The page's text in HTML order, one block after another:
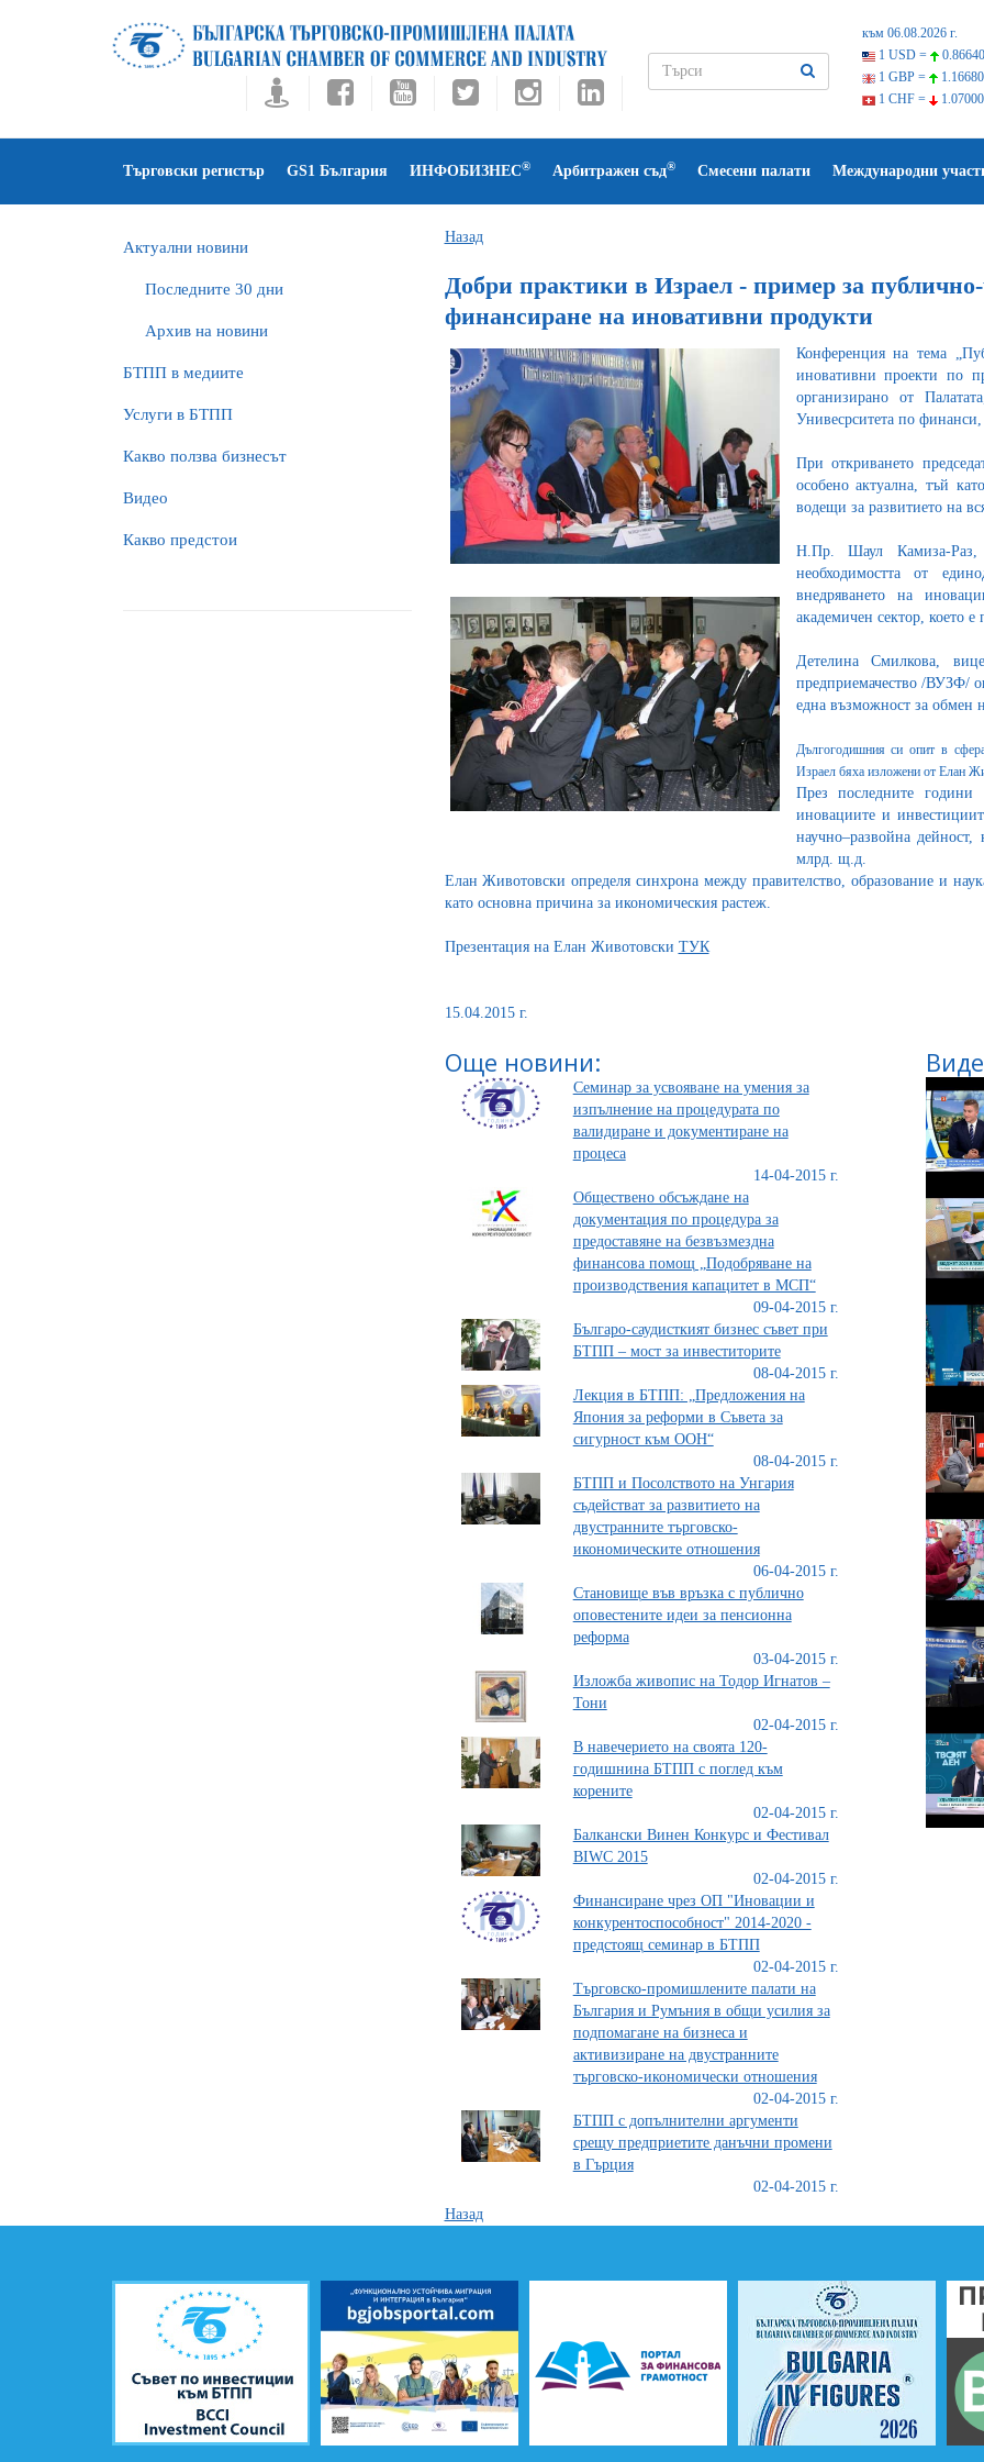
към 06.08.2026 г.
1 USD =
1 GBP =
1 CHF =
Търговски регистър GS1 България ИНФОБИЗНЕС® Арбитражен съд® Смесени палати Международни
Актуални новини
Последните 30 дни
Архив на новини
БTПП в медиите
Услуги в БТПП
Какво ползва бизнесът
Видео
Какво предстои
Назад
Добри практики в Израел - пример за
финансиране на иновативни продукти
Конференция на тема
иновативни проекти по
организирано от
Унивесрситета по
При откриването
особено актуална, тъй
водещи за развитието на
Н.Пр. Шаул Камиза-Раз,
необходимостта от
внедряването на
академичен сектор, което
Детелина Смилкова,
предприемачество /ВУЗФ/
една възможност за обмен
Дългогодишния си опит в
Израел бяха изложени от Елан
През последните
иновациите и
научно–развойна
млрд. щ.д.
Елан Животовски определя синхрона между правителство, образование и
като основнa причина за икономическия растеж.
Презентация на Елан Животовски ТУК
15.04.2015 г.
Още новини:
Семинар за усвояване на умения за
изпълнение на процедурата по
валидиране и документиране на
процеса
14-04-2015 г.
Обществено обсъждане на
документация по процедура за
предоставяне на безвъзмездна
финансова помощ „Подобряване на
производствения капацитет в МСП“
09-04-2015 г.
Българо-саудисткият бизнес съвет при
БТПП – мост за инвеститорите
08-04-2015 г.
Лекция в БТПП: „Предложения на
Япония за реформи в Съвета за
сигурност към ООН“
08-04-2015 г.
БТПП и Посолството на Унгария
съдействат за развитието на
двустранните търговско-
икономическите отношения
06-04-2015 г.
Становище във връзка с публично
оповестените идеи за пенсионна
реформа
03-04-2015 г.
Изложба живопис на Тодор Игнатов –
Тони
02-04-2015 г.
В навечерието на своята 120-
годишнина БТПП с поглед към
корените
02-04-2015 г.
Балкански Винен Конкурс и Фестивал
BIWC 2015
02-04-2015 г.
Финансиране чрез ОП "Иновации и
конкурентоспособност" 2014-2020 -
предстоящ семинар в БТПП
02-04-2015 г.
Търговско-промишлените палати на
България и Румъния в общи усилия за
подпомагане на бизнеса и
активизиране на двустранните
търговско-икономически отношения
02-04-2015 г.
БТПП с допълнителни аргументи
срещу предприетите данъчни промени
в Гърция
02-04-2015 г.
Назад